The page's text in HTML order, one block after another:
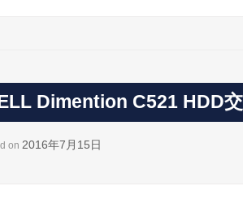
Dimention C521 HDD
on 2016年7月15日